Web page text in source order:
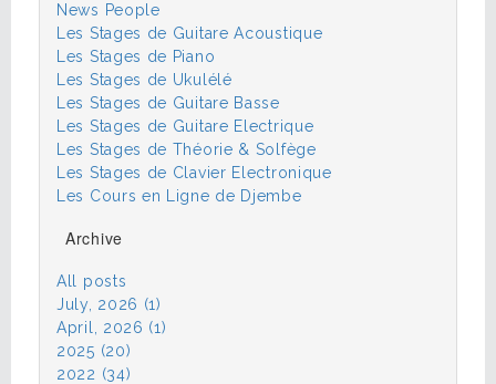
News People
Les Stages de Guitare Acoustique
Les Stages de Piano
Les Stages de Ukulélé
Les Stages de Guitare Basse
Les Stages de Guitare Electrique
Les Stages de Théorie & Solfège
Les Stages de Clavier Electronique
Les Cours en Ligne de Djembe
Archive
All posts
July, 2026 (1)
April, 2026 (1)
2025 (20)
2022 (34)